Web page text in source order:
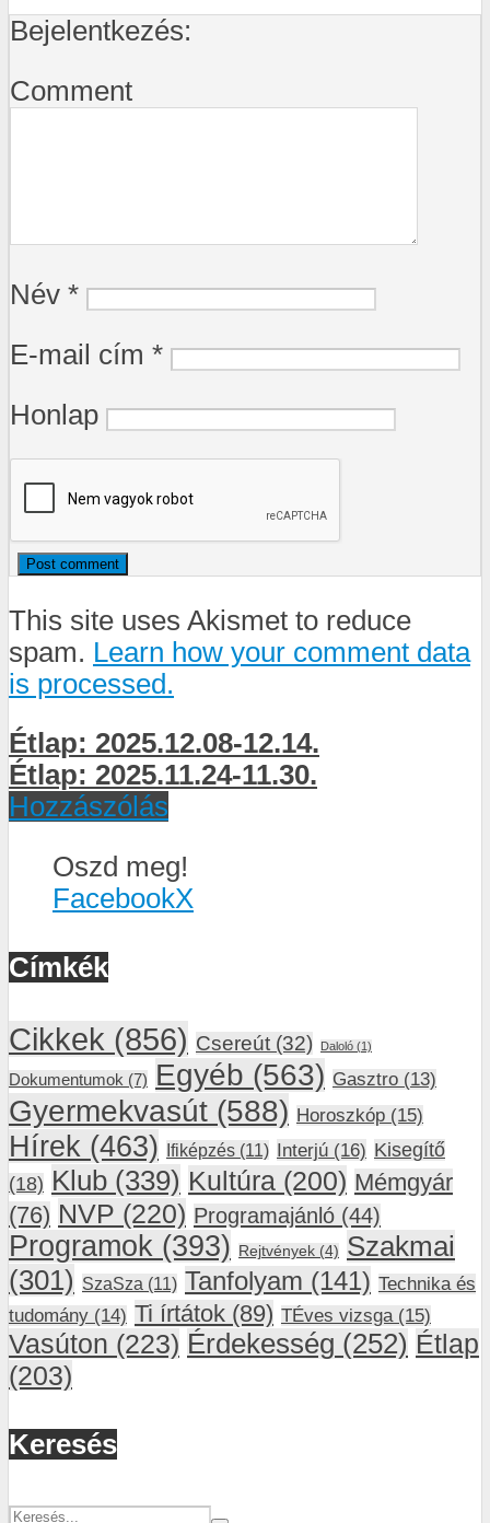
Bejelentkezés:
Comment
Név *
E-mail cím *
Honlap
This site uses Akismet to reduce
spam. Learn how your comment data
is processed.
Étlap: 2025.12.08-12.14.
Étlap: 2025.11.24-11.30.
Hozzászólás
Oszd meg!
FacebookX
Címkék
Cikkek (856) Csereút (32) Daloló (1)
Dokumentumok (7) Egyéb (563) Gasztro (13)
Gyermekvasút (588) Horoszkóp (15)
Hírek (463) Ifiképzés (11) Interjú (16) Kisegítő
(18) Klub (339) Kultúra (200) Mémgyár
(76) NVP (220) Programajánló (44)
Programok (393) Rejtvények (4) Szakmai
(301) SzaSza (11) Tanfolyam (141) Technika és
tudomány (14) Ti írtátok (89) TÉves vizsga(15)
Vasúton (223) Érdekesség (252) Étlap
(203)
Keresés